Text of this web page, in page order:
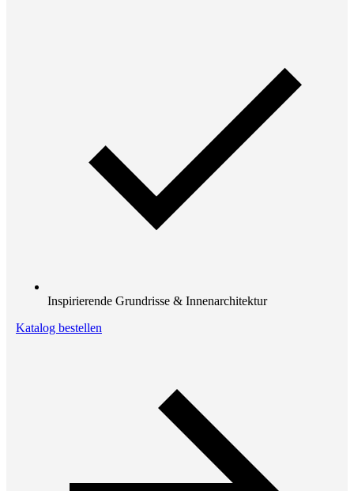
Inspirierende Grundrisse & Innenarchitektur
Katalog bestellen